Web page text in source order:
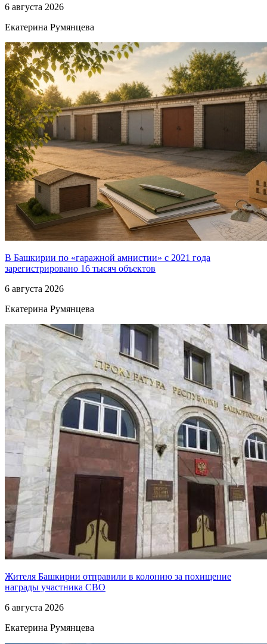
6 августа 2026
Екатерина Румянцева
В Башкирии по «гаражной амнистии» с 2021 года
зарегистрировано 16 тысяч объектов
6 августа 2026
Екатерина Румянцева
Жителя Башкирии отправили в колонию за похищение
награды участника СВО
6 августа 2026
Екатерина Румянцева